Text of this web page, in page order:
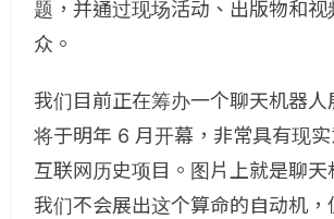
题，并通过现场活动、出版物和视
众。
我们目前正在筹办一个聊天机器人
将于明年 6 月开幕，非常具有现
互联网历史项目。图片上就是聊天
我们不会展出这个算命的自动机，